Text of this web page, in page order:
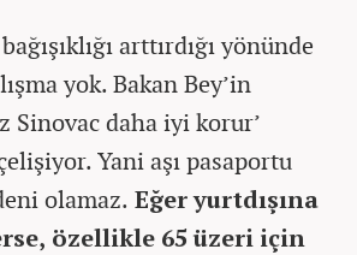
arttırdığı yönünde
yok. Bakan Bey’in
Sinovac daha iyi korur’
Yani aşı pasaportu
olamaz. Eğer yurtdışına
özellikle 65 üzeri için